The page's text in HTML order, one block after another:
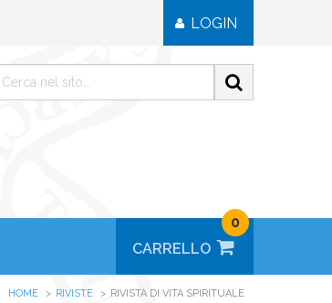
LOGIN
0
HOME RIVISTE RIVISTA DI VITA SPIRITUALE